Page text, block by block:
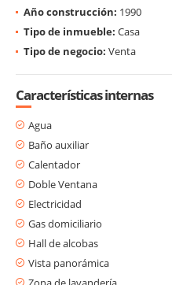
Año construcción: 1990
Tipo de inmueble: Casa
Tipo de negocio: Venta
Características internas
Agua
Baño auxiliar
Calentador
Doble Ventana
Electricidad
Gas domiciliario
Hall de alcobas
Vista panorámica